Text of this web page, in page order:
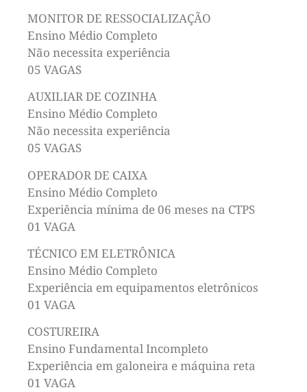
MONITOR DE RESSOCIALIZAÇÃO
Ensino Médio Completo
Não necessita experiência
05 VAGAS
AUXILIAR DE COZINHA
Ensino Médio Completo
Não necessita experiência
05 VAGAS
OPERADOR DE CAIXA
Ensino Médio Completo
Experiência mínima de 06 meses na CTPS
01 VAGA
TÉCNICO EM ELETRÔNICA
Ensino Médio Completo
Experiência em equipamentos eletrônicos
01 VAGA
COSTUREIRA
Ensino Fundamental Incompleto
Experiência em galoneira e máquina reta
01 VAGA